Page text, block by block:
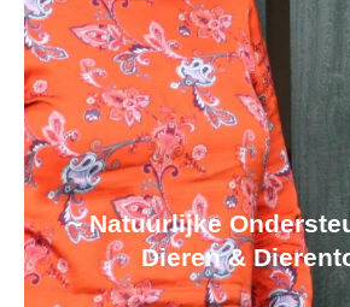
~ Natuurlijke
Dieren &